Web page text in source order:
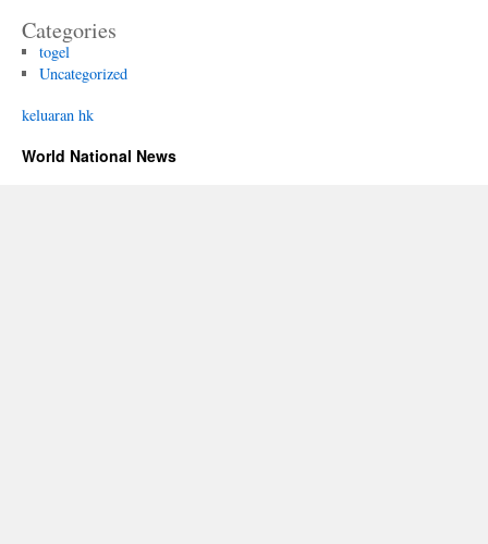
Categories
togel
Uncategorized
keluaran hk
World National News